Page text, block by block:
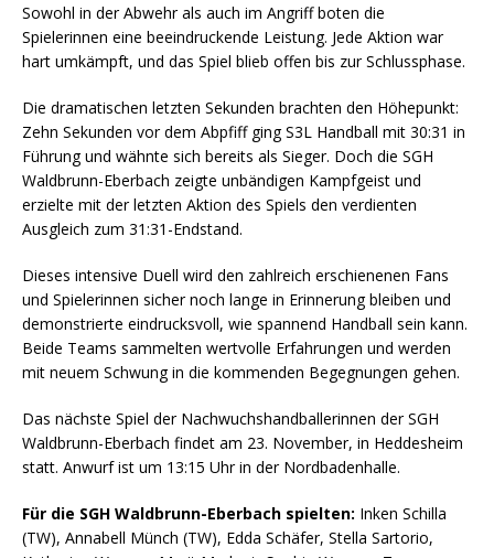
Sowohl in der Abwehr als auch im Angriff boten die
Spielerinnen eine beeindruckende Leistung. Jede Aktion war
hart umkämpft, und das Spiel blieb offen bis zur Schlussphase.
Die dramatischen letzten Sekunden brachten den Höhepunkt:
Zehn Sekunden vor dem Abpfiff ging S3L Handball mit 30:31 in
Führung und wähnte sich bereits als Sieger. Doch die SGH
Waldbrunn-Eberbach zeigte unbändigen Kampfgeist und
erzielte mit der letzten Aktion des Spiels den verdienten
Ausgleich zum 31:31-Endstand.
Dieses intensive Duell wird den zahlreich erschienenen Fans
und Spielerinnen sicher noch lange in Erinnerung bleiben und
demonstrierte eindrucksvoll, wie spannend Handball sein kann.
Beide Teams sammelten wertvolle Erfahrungen und werden
mit neuem Schwung in die kommenden Begegnungen gehen.
Das nächste Spiel der Nachwuchshandballerinnen der SGH
Waldbrunn-Eberbach findet am 23. November, in Heddesheim
statt. Anwurf ist um 13:15 Uhr in der Nordbadenhalle.
Für die SGH Waldbrunn-Eberbach spielten: Inken Schilla
(TW), Annabell Münch (TW), Edda Schäfer, Stella Sartorio,